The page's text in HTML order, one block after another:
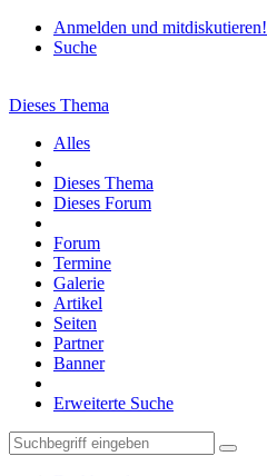
Anmelden und mitdiskutieren!
Suche
Dieses Thema
Alles
Dieses Thema
Dieses Forum
Forum
Termine
Galerie
Artikel
Seiten
Partner
Banner
Erweiterte Suche